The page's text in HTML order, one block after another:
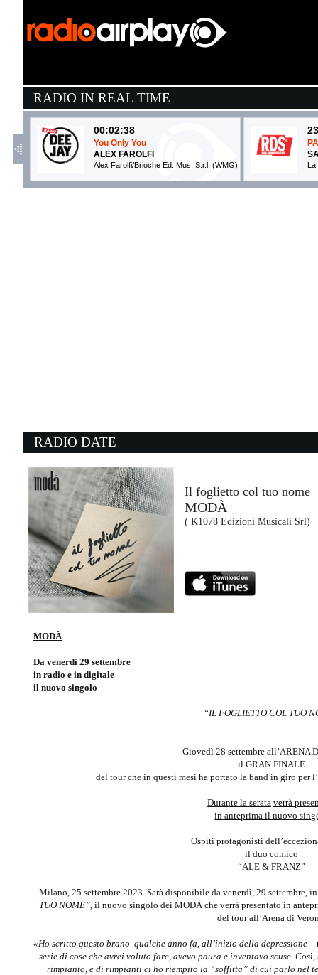
RADIO IN REAL TIME
00:02:38
You Only You
ALEX FAROLFI
Alex Farolfi/Brioche Ed. Mus. S.r.l. (WMG) La
RADIO DATE
Il foglietto col tuo nome
MODÀ
( K1078 Edizioni Musicali Srl)
MODÀ
Da venerdì 29 settembre
in radio e in digitale
il nuovo singolo
“IL FOGLIETTO COL TUO
Giovedì 28 settembre all’ARENA
il GRAN FINALE
del tour che in questi mesi ha portato la band in giro per
Durante la serata verrà
in anteprima il nuovo
Ospiti protagonisti
il duo comico
“ALE & FRANZ”
Milano, 25 settembre 2023. Sarà disponibile da venerdì, 29 settembre,
TUO NOME”, il nuovo singolo dei MODÀ che verrà presentato in
del tour all’Arena di
«Ho scritto questo brano qualche anno fa, all’inizio della depressione –
serie di cose che avrei voluto fare, avevo paura e inventavo scuse.
rimpianto, e di rimpianti ci ho riempito la “soffitta” di cui parlo nel